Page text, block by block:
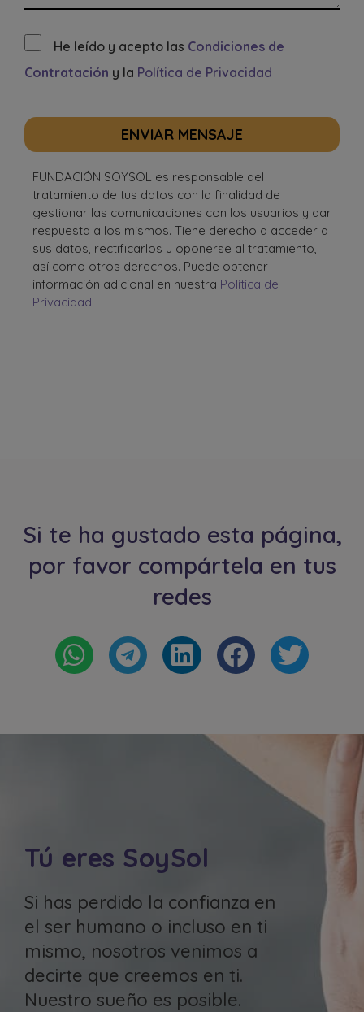
He leído y acepto las Condiciones de
Contratación y la Política de Privacidad
ENVIAR MENSAJE
FUNDACIÓN SOYSOL es responsable del
tratamiento de tus datos con la finalidad de
gestionar las comunicaciones con los usuarios y dar
respuesta a los mismos. Tiene derecho a acceder a
sus datos, rectificarlos u oponerse al tratamiento,
así como otros derechos. Puede obtener
información adicional en nuestra Política de
Privacidad.
Si te ha gustado esta página,
por favor compártela en tus
redes
Tú eres SoySol
Si has perdido la confianza en
el ser humano o incluso en ti
mismo, nosotros venimos a
decirte que creemos en ti.
Nuestro sueño es posible.